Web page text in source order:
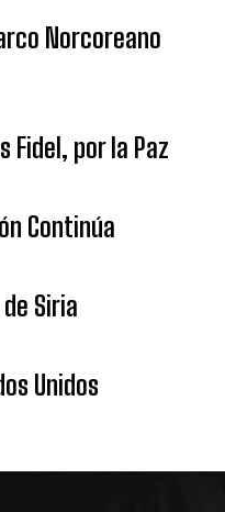
Norcoreano
Fidel, por la Paz
Continúa
Siria
Unidos